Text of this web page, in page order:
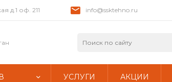
д.1 оф. 211 info@ssktehno.ru
УСЛУГИ АКЦИИ